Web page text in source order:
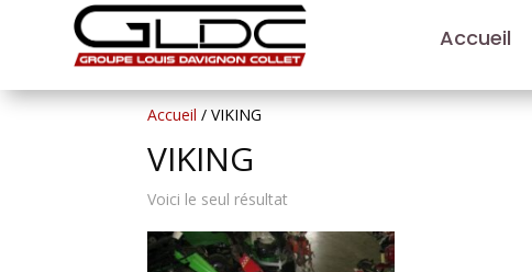
Accueil
Accueil / VIKING
VIKING
Voici le seul résultat